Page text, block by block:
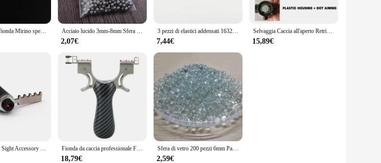
Accessori per fionda Mirino speciale per fionda Puntamento laser Puntamento orizzontale Cinque puntamenti Puntamento per accessori per fionde Acciaio lucido 3mm-8mm Sfera d'acciaio Fionda da esterno Caccia Tiro Forte catapulta Sling Shots Accessori da caccia in acciaio al carbonio
2,07€
3 pezzi di elastici addensati 1632 incorporati 1745 doppio modello per aumentare il potere della fionda e migliorare il potere della caccia
7,44€
Selvaggia Caccia all'aperto Retriever Croce Punto rosso Avvistamento Aiuto per tiro Telescopio Catapulta Fionda Mirini laser rossi Retriever
15,89€
1pcs Slingshot Sight Accessory Laser Infrared Stainless Steel Six-link Mechanical Sight LED Light Fiber Optic Sight Point Fionda da caccia professionale Fionda in acciaio inossidabile di grande potenza Giocattolo da gioco da competizione per adulti all'aperto da caccia di alta qualità
18,79€
Sfera di vetro 200 pezzi 6mm Palla per fionda Uso potente per il tiro Sfera di vetro solido trasparente Accessori per catapulta da caccia all'aperto
2,59€